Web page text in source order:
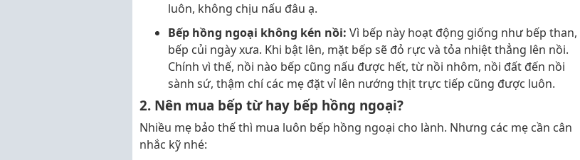
luôn, không chịu nấu đâu ạ.
Bếp hồng ngoại không kén nồi: Vì bếp này hoạt động giống như bếp than,
bếp củi ngày xưa. Khi bật lên, mặt bếp sẽ đỏ rực và tỏa nhiệt thẳng lên nồi.
Chính vì thế, nồi nào bếp cũng nấu được hết, từ nồi nhôm, nồi đất đến nồi
sành sứ, thậm chí các mẹ đặt vỉ lên nướng thịt trực tiếp cũng được luôn.
2. Nên mua bếp từ hay bếp hồng ngoại?
Nhiều mẹ bảo thế thì mua luôn bếp hồng ngoại cho lành. Nhưng các mẹ cần cân
nhắc kỹ nhé: